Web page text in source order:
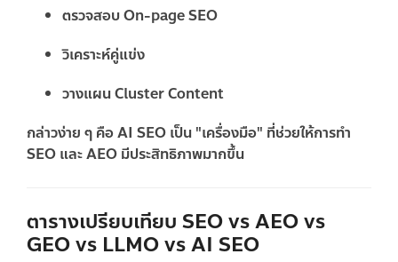
ตรวจสอบ On-page SEO
วิเคราะห์คู่แข่ง
วางแผน Cluster Content
กล่าวง่าย ๆ คือ AI SEO เป็น "เครื่องมือ" ที่ช่วยให้การทำ
SEO และ AEO มีประสิทธิภาพมากขึ้น
ตารางเปรียบเทียบ SEO vs AEO vs
GEO vs LLMO vs AI SEO